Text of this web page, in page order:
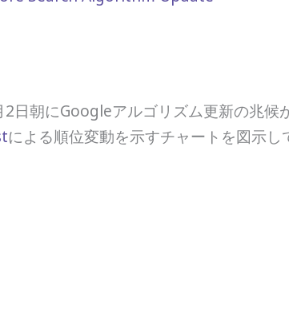
朝にGoogleアルゴリズム更新の兆候
による順位変動を示すチャートを図示し